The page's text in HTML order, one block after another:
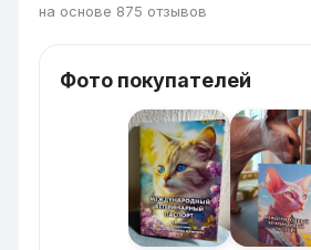
на основе 875 отзывов
Фото покупателей